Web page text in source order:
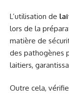
L’utilisation de
lors de la
matière de
des pathogènes
laitiers,
Outre cela,